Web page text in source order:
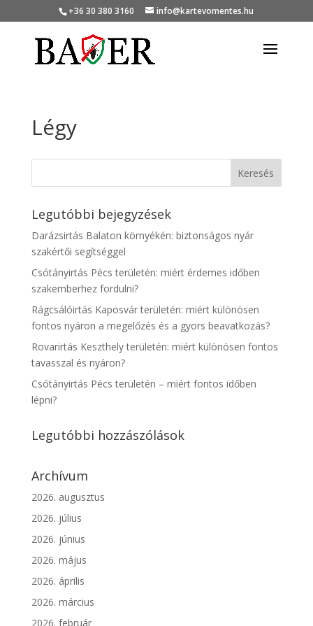
+36 30 380 3160 info@kartevomentes.hu
Légy
Legutóbbi bejegyzések
Darázsirtás Balaton környékén: biztonságos nyár
szakértői segítséggel
Csótányirtás Pécs területén: miért érdemes időben
szakemberhez fordulni?
Rágcsálóirtás Kaposvár területén: miért különösen
fontos nyáron a megelőzés és a gyors beavatkozás?
Rovarirtás Keszthely területén: miért különösen fontos
tavasszal és nyáron?
Csótányirtás Pécs területén – miért fontos időben
lépni?
Legutóbbi hozzászólások
Archívum
2026. augusztus
2026. július
2026. június
2026. május
2026. április
2026. március
2026. február